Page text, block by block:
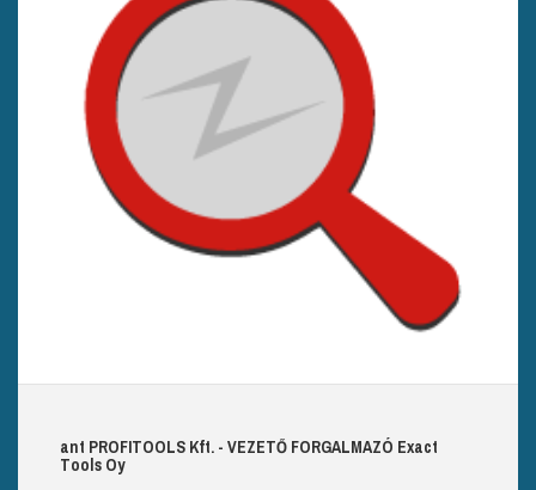
ant PROFITOOLS Kft. - VEZETŐ FORGALMAZÓ Exact
Tools Oy